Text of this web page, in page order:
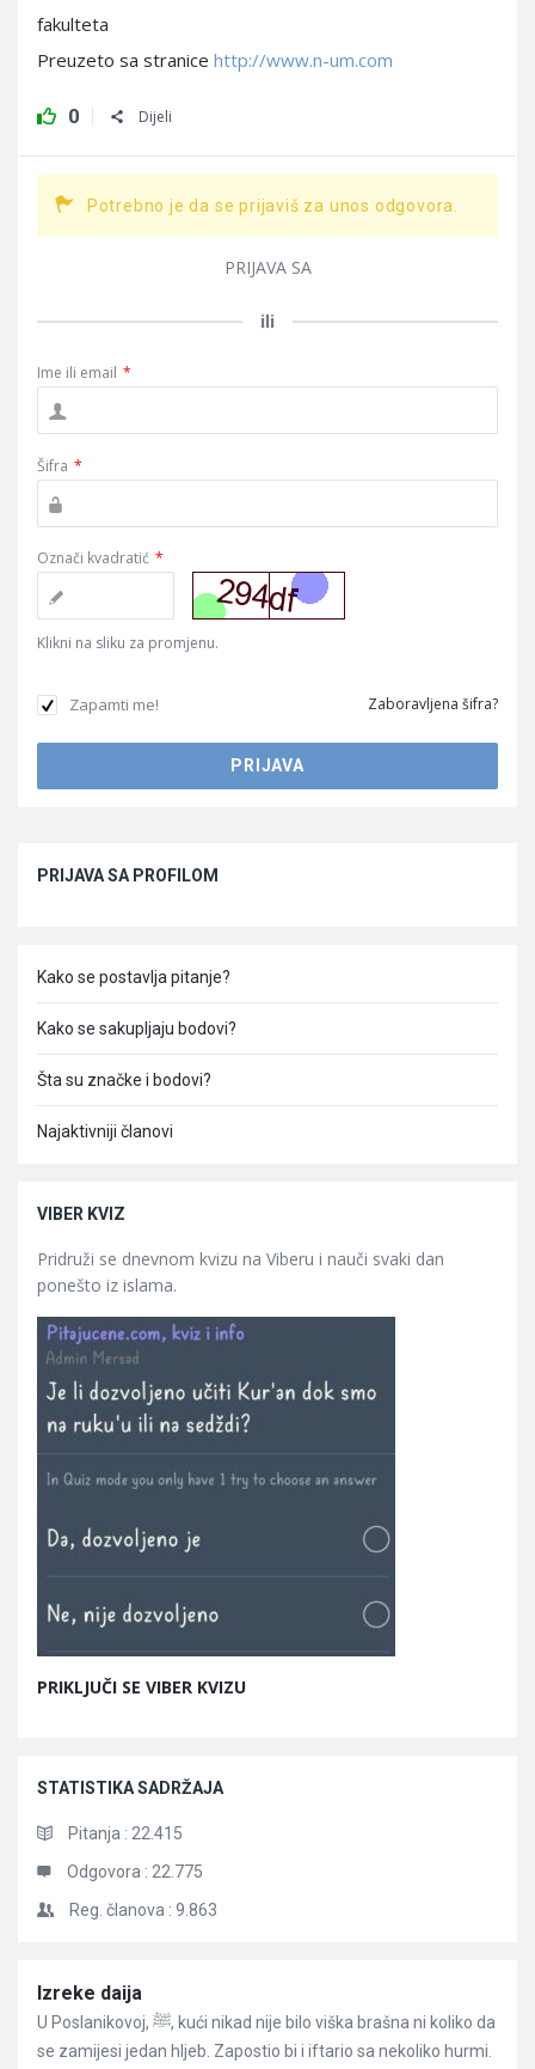
fakulteta
Preuzeto sa stranice http://www.n-um.com
0 Dijeli
Potrebno je da se prijaviš za unos odgovora.
PRIJAVA SA
ili
Ime ili email *
Šifra *
Označi kvadratić *
Klikni na sliku za promjenu.
Zapamti me! Zaboravljena šifra?
PRIJAVA SA PROFILOM
Kako se postavlja pitanje?
Kako se sakupljaju bodovi?
Šta su značke i bodovi?
Najaktivniji članovi
VIBER KVIZ
Pridruži se dnevnom kvizu na Viberu i nauči svaki dan
ponešto iz islama.
PRIKLJUČI SE VIBER KVIZU
STATISTIKA SADRŽAJA
Pitanja : 22.415
Odgovora : 22.775
Reg. članova : 9.863
Članci
Izreke daija
U Poslanikovoj, ﷺ, kući nikad nije bilo viška brašna ni koliko da
se zamijesi jedan hljeb. Zapostio bi i iftario sa nekoliko hurmi.